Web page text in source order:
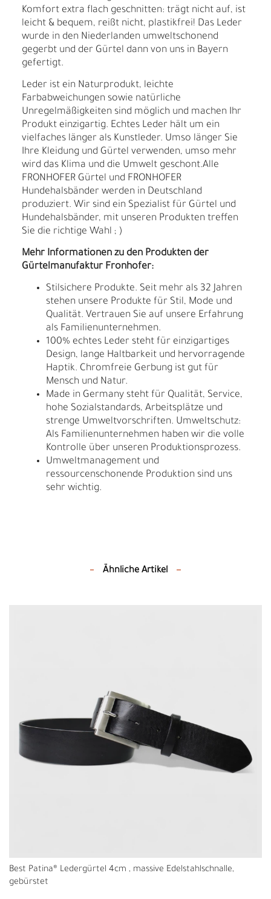
Komfort extra flach geschnitten: trägt nicht auf, ist
leicht & bequem, reißt nicht, plastikfrei! Das Leder
wurde in den Niederlanden umweltschonend
gegerbt und der Gürtel dann von uns in Bayern
gefertigt.
Leder ist ein Naturprodukt, leichte
Farbabweichungen sowie natürliche
Unregelmäßigkeiten sind möglich und machen Ihr
Produkt einzigartig. Echtes Leder hält um ein
vielfaches länger als Kunstleder. Umso länger Sie
Ihre Kleidung und Gürtel verwenden, umso mehr
wird das Klima und die Umwelt geschont.Alle
FRONHOFER Gürtel und FRONHOFER
Hundehalsbänder werden in Deutschland
produziert. Wir sind ein Spezialist für Gürtel und
Hundehalsbänder, mit unseren Produkten treffen
Sie die richtige Wahl ; )
Mehr Informationen zu den Produkten der
Gürtelmanufaktur Fronhofer:
Stilsichere Produkte. Seit mehr als 32 Jahren
stehen unsere Produkte für Stil, Mode und
Qualität. Vertrauen Sie auf unsere Erfahrung
als Familienunternehmen.
100% echtes Leder steht für einzigartiges
Design, lange Haltbarkeit und hervorragende
Haptik. Chromfreie Gerbung ist gut für
Mensch und Natur.
Made in Germany steht für Qualität, Service,
hohe Sozialstandards, Arbeitsplätze und
strenge Umweltvorschriften. Umweltschutz:
Als Familienunternehmen haben wir die volle
Kontrolle über unseren Produktionsprozess.
Umweltmanagement und
ressourcenschonende Produktion sind uns
sehr wichtig.
Ähnliche Artikel
Best Patina® Ledergürtel 4cm , massive Edelstahlschnalle,
gebürstet